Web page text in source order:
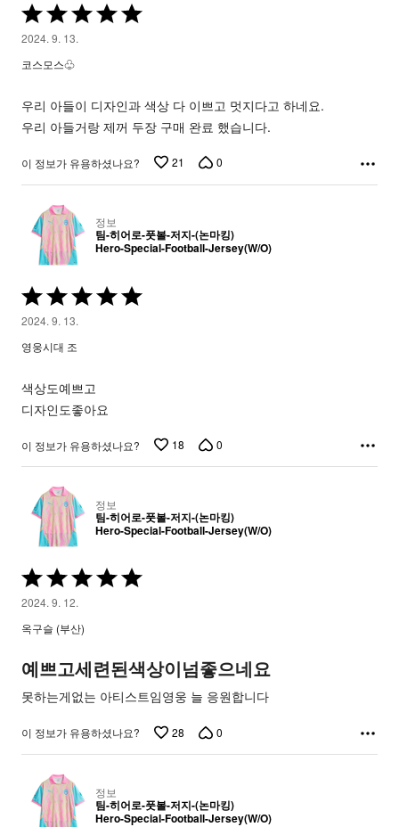
5
중
평
가
됨
2024. 9. 13.
코스모스♧
우리 아들이 디자인과 색상 다 이쁘고 멋지다고 하네요.
우리 아들거랑 제꺼 두장 구매 완료 했습니다.
이 정보가 유용하셨나요? 21 0
정보
팀-히어로-풋볼-저지-(논마킹)
Hero-Special-Football-Jersey(W/O)
5
중
평
가
됨
2024. 9. 13.
영웅시대 조
색상도예쁘고
디자인도좋아요
이 정보가 유용하셨나요? 18 0
정보
팀-히어로-풋볼-저지-(논마킹)
Hero-Special-Football-Jersey(W/O)
5
중
평
가
됨
2024. 9. 12.
옥구슬 (부산)
예쁘고세련된색상이넘좋으네요
못하는게없는 아티스트임영웅 늘 응원합니다
이 정보가 유용하셨나요? 28 0
정보
팀-히어로-풋볼-저지-(논마킹)
Hero-Special-Football-Jersey(W/O)